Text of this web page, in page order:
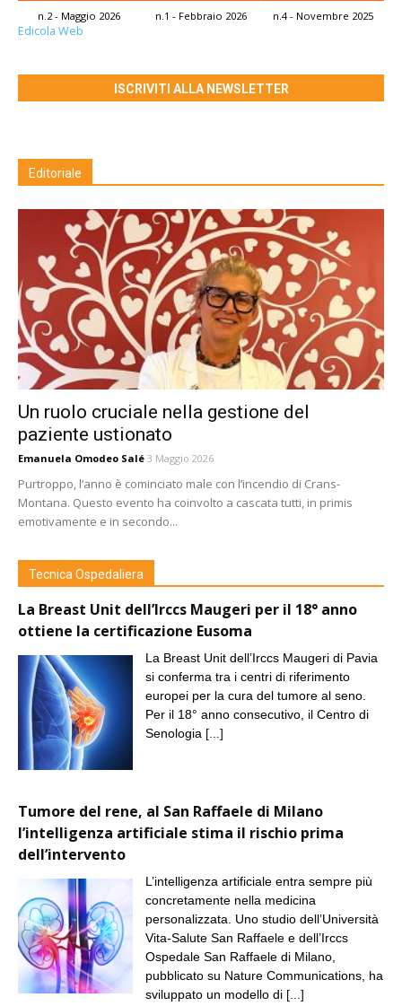
n.2 - Maggio 2026 n.1 - Febbraio 2026 n.4 - Novembre 2025
Edicola Web
ISCRIVITI ALLA NEWSLETTER
Editoriale
Un ruolo cruciale nella gestione del
paziente ustionato
Emanuela Omodeo Salé 3 Maggio 2026
Purtroppo, l’anno è cominciato male con l’incendio di Crans-
Montana. Questo evento ha coinvolto a cascata tutti, in primis
emotivamente e in secondo...
Tecnica Ospedaliera
La Breast Unit dell’Irccs Maugeri per il 18° anno
ottiene la certificazione Eusoma
La Breast Unit dell’Irccs Maugeri di Pavia
si conferma tra i centri di riferimento
europei per la cura del tumore al seno.
Per il 18° anno consecutivo, il Centro di
Senologia [...]
Tumore del rene, al San Raffaele di Milano
l’intelligenza artificiale stima il rischio prima
dell’intervento
L’intelligenza artificiale entra sempre più
concretamente nella medicina
personalizzata. Uno studio dell’Università
Vita-Salute San Raffaele e dell’Irccs
Ospedale San Raffaele di Milano,
pubblicato su Nature Communications, ha
sviluppato un modello di [...]